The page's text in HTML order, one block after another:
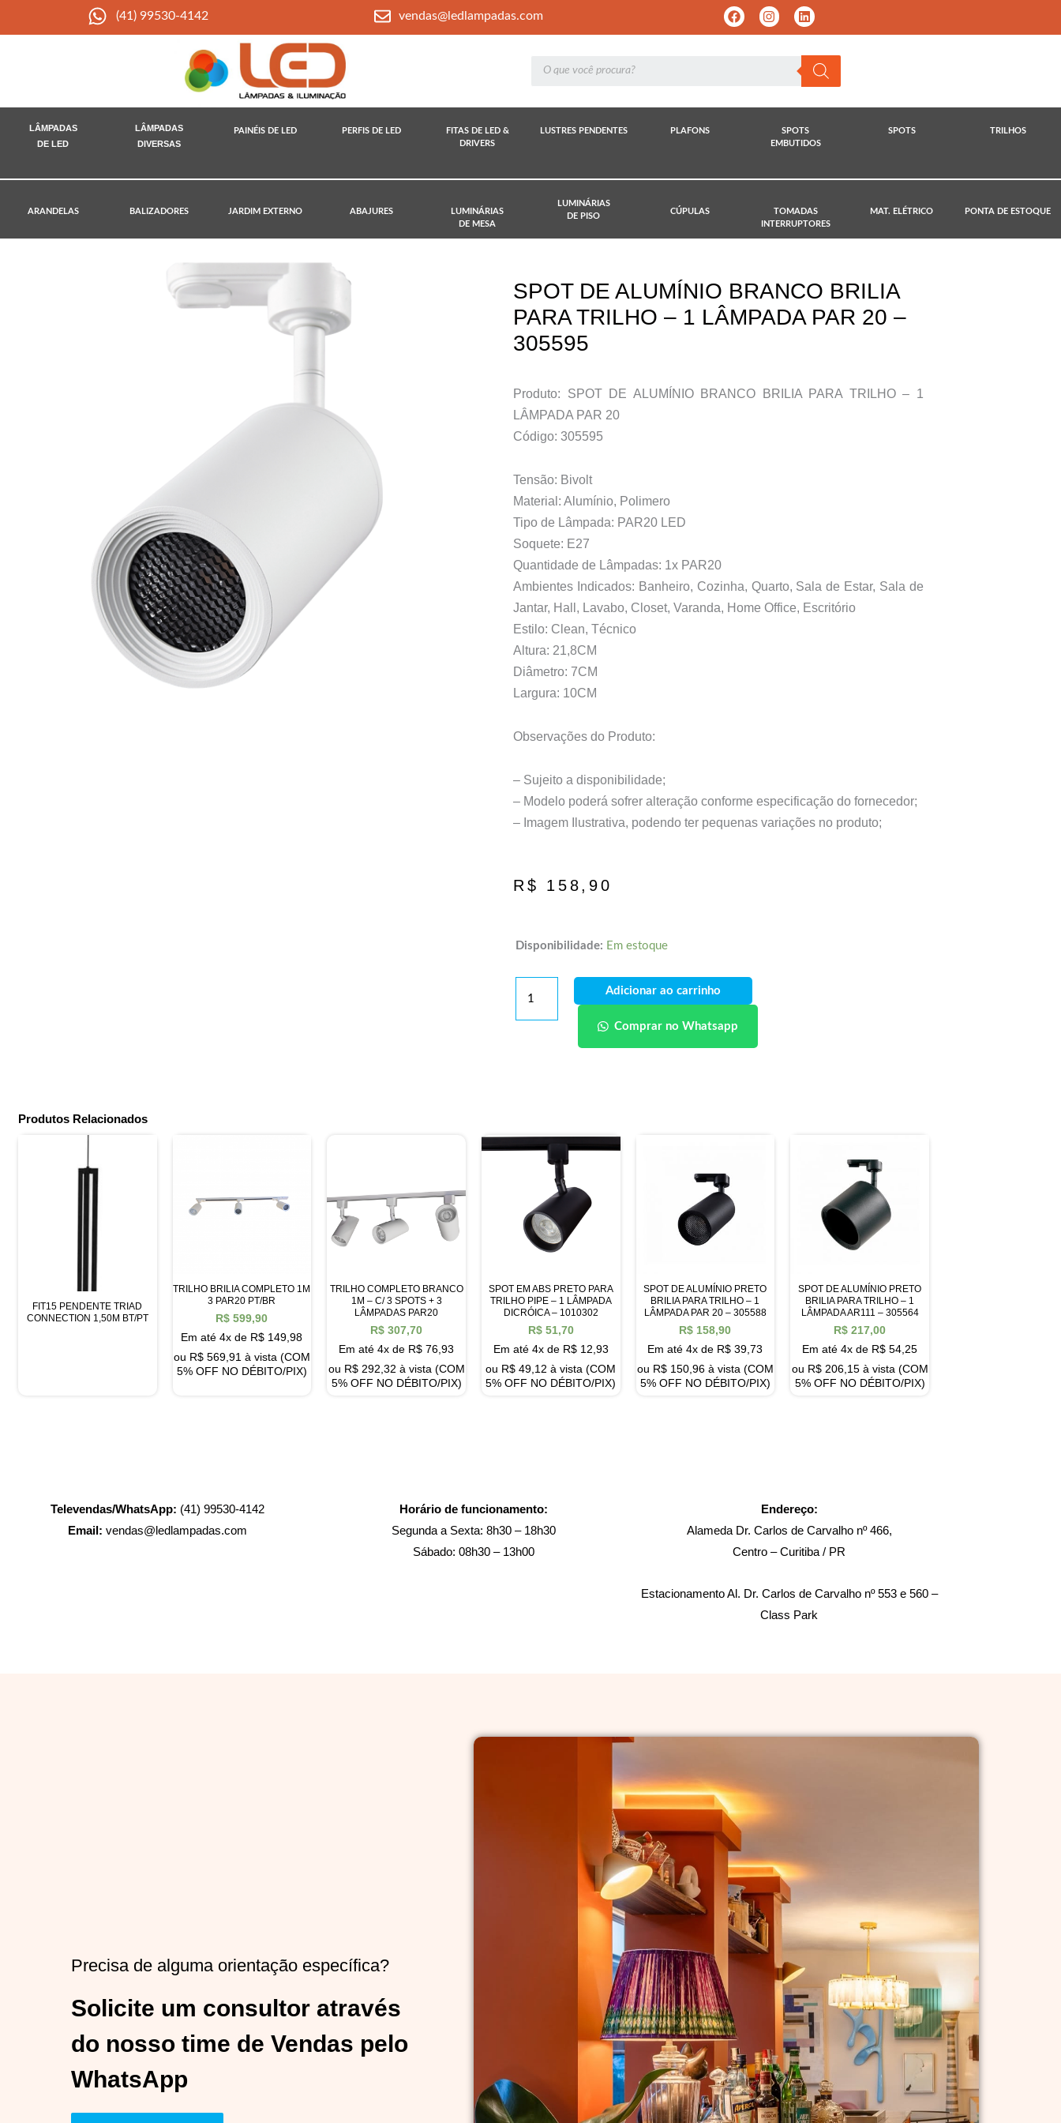
(41) 99530-4142 vendas@ledlampadas.com
LÂMPADAS
DE LED
LÂMPADAS
DIVERSAS
PAINÉIS DE LED PERFIS DE LED
FITAS DE LED &
DRIVERS
LUSTRES PENDENTES PLAFONS
SPOTS
EMBUTIDOS
SPOTS TRILHOS
ARANDELAS BALIZADORES JARDIM EXTERNO ABAJURES
LUMINÁRIAS
DE MESA
LUMINÁRIAS
DE PISO
CÚPULAS
TOMADAS
INTERRUPTORES
MAT. ELÉTRICO PONTA DE ESTOQUE
SPOT DE ALUMÍNIO BRANCO BRILIA
PARA TRILHO – 1 LÂMPADA PAR 20 –
305595
Produto: SPOT DE ALUMÍNIO BRANCO BRILIA PARA TRILHO – 1
LÂMPADA PAR 20
Código: 305595
Tensão: Bivolt
Material: Alumínio, Polimero
Tipo de Lâmpada: PAR20 LED
Soquete: E27
Quantidade de Lâmpadas: 1x PAR20
Ambientes Indicados: Banheiro, Cozinha, Quarto, Sala de Estar, Sala de
Jantar, Hall, Lavabo, Closet, Varanda, Home Office, Escritório
Estilo: Clean, Técnico
Altura: 21,8CM
Diâmetro: 7CM
Largura: 10CM
Observações do Produto:
– Sujeito a disponibilidade;
– Modelo poderá sofrer alteração conforme especificação do fornecedor;
– Imagem Ilustrativa, podendo ter pequenas variações no produto;
R$ 158,90
Disponibilidade: Em estoque
Adicionar ao carrinho
Comprar no Whatsapp
Produtos Relacionados
FIT15 PENDENTE TRIAD
CONNECTION 1,50M BT/PT
TRILHO BRILIA COMPLETO 1M
3 PAR20 PT/BR
R$ 599,90
Em até 4x de R$ 149,98
ou R$569,91 à vista (COM
5% OFF NO DÉBITO/PIX)
TRILHO COMPLETO BRANCO
1M – C/ 3 SPOTS + 3
LÂMPADAS PAR20
R$ 307,70
Em até 4x de R$ 76,93
ou R$292,32 à vista (COM
5% OFF NO DÉBITO/PIX)
SPOT EM ABS PRETO PARA
TRILHO PIPE – 1 LÂMPADA
DICRÓICA – 1010302
R$51,70
Em até 4x de R$12,93
ou R$ 49,12 à vista (COM
5% OFF NO DÉBITO/PIX)
SPOT DE ALUMÍNIO PRETO
BRILIA PARA TRILHO – 1
LÂMPADA PAR 20 – 305588
R$ 158,90
Em até 4x de R$ 39,73
ou R$150,96 à vista (COM
5% OFF NO DÉBITO/PIX)
SPOT DE ALUMÍNIO PRETO
BRILIA PARA TRILHO – 1
LÂMPADA AR111 – 305564
R$ 217,00
Em até 4x de R$ 54,25
ou R$206,15 à vista (COM
5% OFF NO DÉBITO/PIX)
Televendas/WhatsApp: (41) 99530-4142
Email: vendas@ledlampadas.com
Horário de funcionamento:
Segunda a Sexta: 8h30 – 18h30
Sábado: 08h30 – 13h00
Endereço:
Alameda Dr. Carlos de Carvalho nº 466,
Centro – Curitiba / PR
Estacionamento Al. Dr. Carlos de Carvalho nº 553 e 560 –
Class Park
Precisa de alguma orientação específica?
Solicite um consultor através
do nosso time de Vendas pelo
WhatsApp